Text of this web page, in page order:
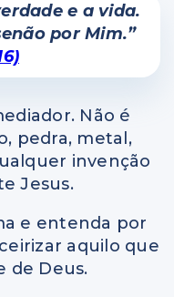
e a vida.
por Mim.”
Não é
pedra, metal,
invenção
Jesus.
e entenda por
aquilo que
de Deus.